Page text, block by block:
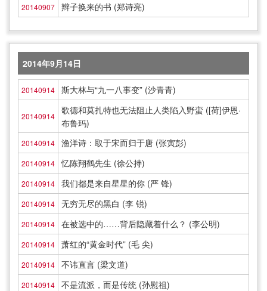
20140907 辫子换来的书 (郑诗亮)
2014年9月14日
20140914 斯大林与“九一八事变” (沙青青)
20140914
歌德和莫扎特也无法阻止人类陷入野蛮 ([荷]伊恩·
布鲁玛)
20140914 渔洋诗：取于宋而归于唐 (张寅彭)
20140914 忆陈翔鹤先生 (徐公持)
20140914 我们都是来自星星的你 (严 锋)
20140914 无穷无尽的黑白 (李 锐)
20140914 在被选中的……背后隐藏着什么？ (李公明)
20140914 萧红的“黄金时代” (毛 尖)
20140914 不讳直言 (梁文道)
20140914 不是流派，而是传统 (孙慰祖)